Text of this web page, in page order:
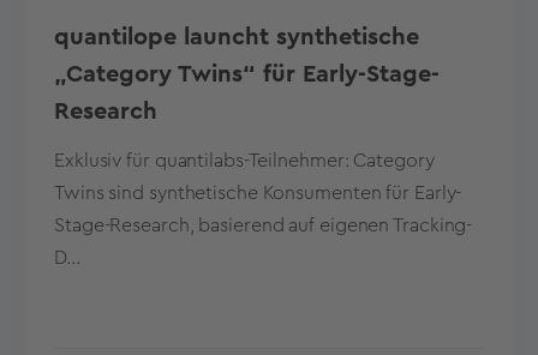
quantilope launcht synthetische
„Category Twins“ für Early-Stage-
Research
Exklusiv für quantilabs-Teilnehmer: Category
Twins sind synthetische Konsumenten für Early-
Stage-Research, basierend auf eigenen Tracking-
D...